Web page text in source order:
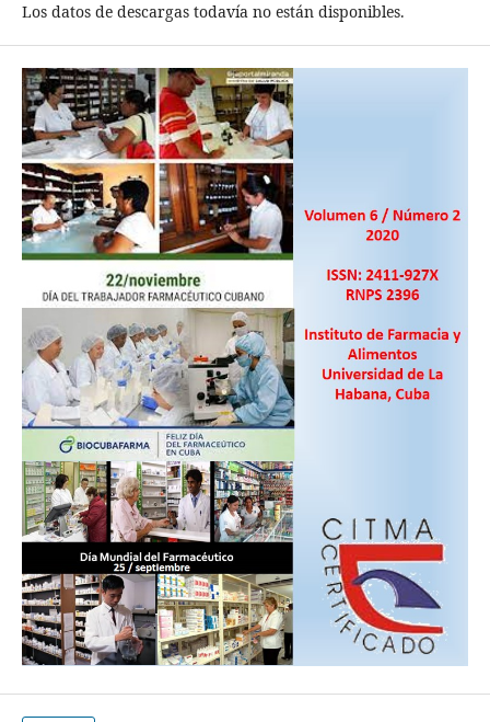
Los datos de descargas todavía no están disponibles.